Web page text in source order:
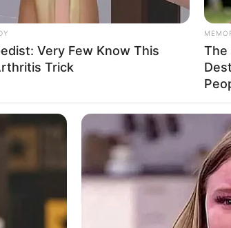
e lã, você pode criar decorações super
Very Few Know This
Trick
The